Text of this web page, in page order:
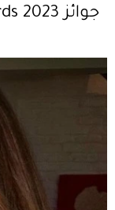
جوائز The Fashion Awards 2023